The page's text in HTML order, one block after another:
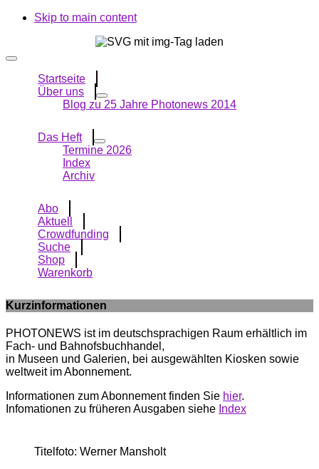
Skip to main content
Startseite
Über uns
Blog zu 25 Jahre Photonews 2014
Das Heft
Termine 2026
Index
Archiv
Abo
Aktuell
Crowdfunding
Suche
Shop
Warenkorb
Kurzinformationen
PHOTONEWS ist im deutschsprachigen Raum erhältlich im
Fach- und Bahnofsbuchhandel,
in Museen und Galerien, bei ausgewählten Kiosken sowie
weltweit im Abonnement.
Informationen zum Abonnement finden Sie hier.
Infomationen zu früheren Ausgaben siehe Index
Titelfoto: Werner Mansholt